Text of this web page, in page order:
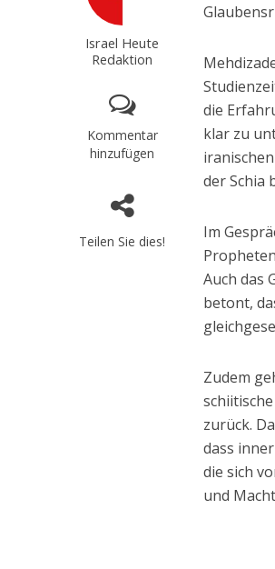
Israel Heute
Redaktion
Kommentar
hinzufügen
Teilen Sie dies!
die
klar zu
der Schia
Im
Auch das
betont,
Zudem
zurück.
dass
die sich
und